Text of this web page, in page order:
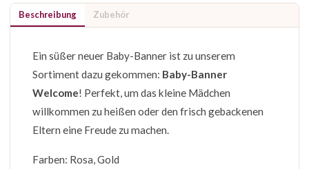
Beschreibung Zubehör
Ein süßer neuer Baby-Banner ist zu unserem
Sortiment dazu gekommen: Baby-Banner
Welcome! Perfekt, um das kleine Mädchen
willkommen zu heißen oder den frisch gebackenen
Eltern eine Freude zu machen.
Farben: Rosa, Gold